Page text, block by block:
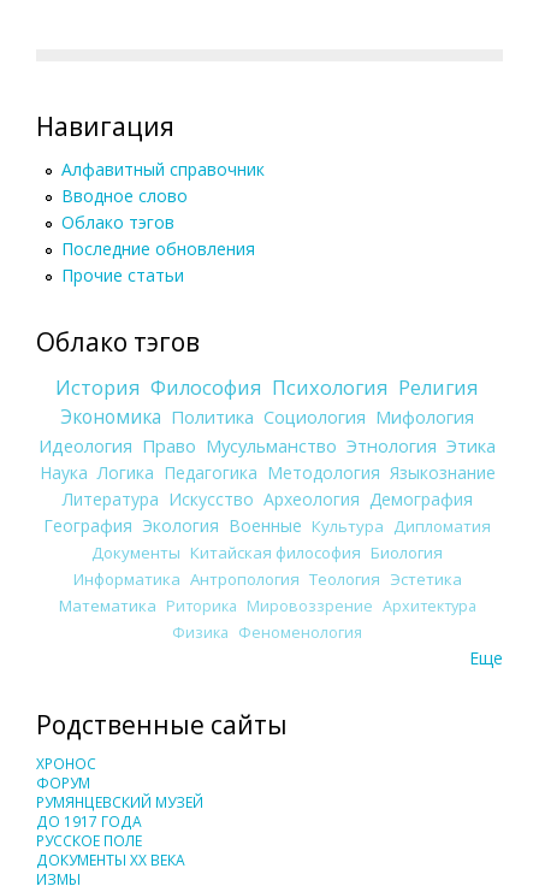
Навигация
Алфавитный справочник
Вводное слово
Облако тэгов
Последние обновления
Прочие статьи
Облако тэгов
История Философия Психология Религия
Экономика Политика Социология Мифология
Идеология Право Мусульманство Этнология Этика
Наука Логика Педагогика Методология Языкознание
Литература Искусство Археология Демография
География Экология Военные Культура
Дипломатия
Документы Китайская философия Биология
Информатика Антропология Теология Эстетика
Математика Риторика Мировоззрение Архитектура
Физика Феноменология
Еще
Родственные сайты
ХРОНОС
ФОРУМ
РУМЯНЦЕВСКИЙ МУЗЕЙ
ДО 1917 ГОДА
РУССКОЕ ПОЛЕ
ДОКУМЕНТЫ XX ВЕКА
ИЗМЫ